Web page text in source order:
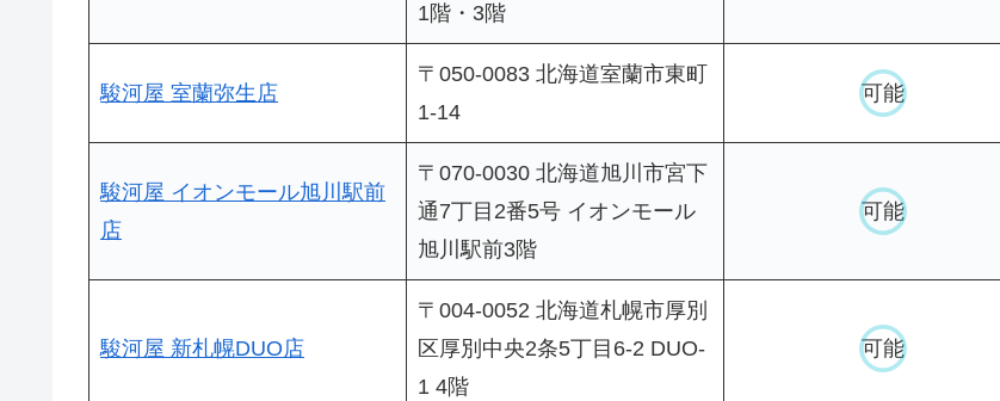
1階・3階
駿河屋 室蘭弥生店
〒050-0083 北海道室蘭市東町
1-14
可能
駿河屋 イオンモール旭川駅前
店
〒070-0030 北海道旭川市宮下
通7丁目2番5号 イオンモール
旭川駅前3階
可能
駿河屋 新札幌DUO店
〒004-0052 北海道札幌市厚別
区厚別中央2条5丁目6-2 DUO-
1 4階
可能